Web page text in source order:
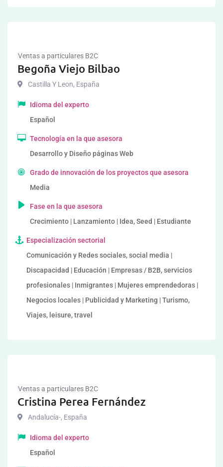
Ventas a particulares B2C
Begoña Viejo Bilbao
Castilla Y Leon, España
Idioma del experto
Español
Tecnología en la que asesora
Desarrollo y Diseño páginas Web
Grado de innovación de los proyectos que asesora
Media
Fase en la que asesora
Crecimiento | Lanzamiento | Idea, Seed | Estudiante
Especialización sectorial
Comunicación y Redes sociales, social media |
Discapacidad | Educación | Empresas / B2B, servicios
profesionales | Inmigrantes | Mujeres emprendedoras |
Negocios locales | Publicidad y Marketing | Turismo,
Viajes, leisure, travel
Ventas a particulares B2C
Cristina Perea Fernández
Andalucía-, España
Idioma del experto
Español